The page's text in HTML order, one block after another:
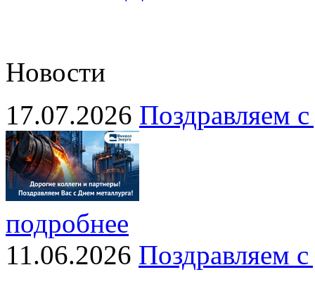
Новости
17.07.2026 Поздравляем
подробнее
11.06.2026 Поздравляем